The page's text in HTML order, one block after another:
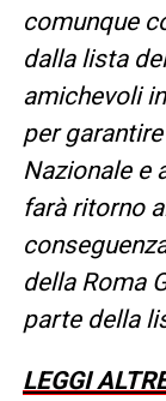
comunque
dalla lista
amichevoli
per
Nazionale e
farà ritorno
della Roma
parte della
LEGGI